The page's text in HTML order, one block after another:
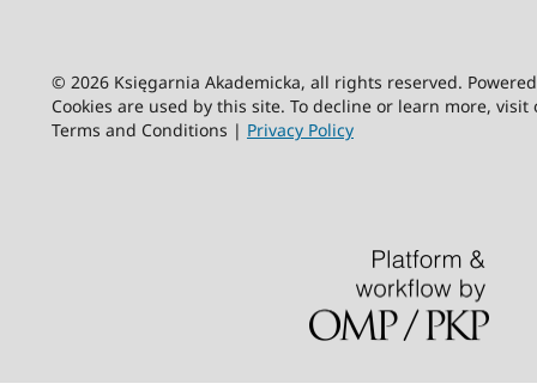
© 2026 Księgarnia Akademicka, all rights reserved.
Cookies are used by this site. To decline or learn more,
Terms and Conditions | Privacy Policy